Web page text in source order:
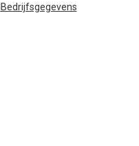
Bedrijfsgegevens